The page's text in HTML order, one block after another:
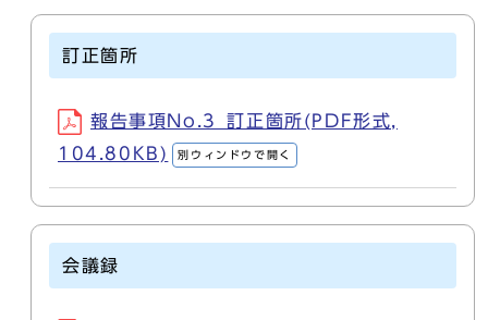
訂正箇所
報告事項No.3_訂正箇所(PDF形式,
104.80KB)
別ウィンドウで開く
会議録